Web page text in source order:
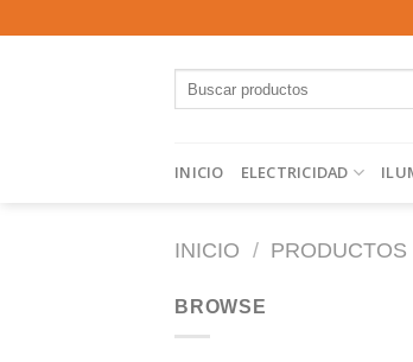
INICIO ELECTRICIDAD
INICIO /
BROWSE